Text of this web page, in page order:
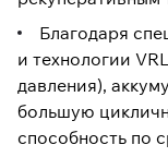
Благодаря
и технологии
давления),
большую
способность по